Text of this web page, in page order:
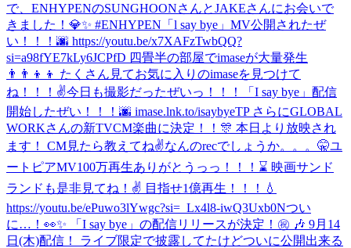
で、ENHYPENのSUNGHOONさんとJAKEさんにお会いで
きました！💎✨ #ENHYPEN 「l say bye」MV公開されたぜ
い！！！🌆 https://youtu.be/x7XAFzTwbQQ?
si=a98fYE7kLy6JCPfD 四畳半の部屋でimaseが大量発生
👨‍👨‍👦‍👦 たくさん見てお気に入りのimaseを見つけて
ね！！！✌️今日も撮影だったぜいっ！！！
「I say bye」配信
開始したぜい！！！🌆 imase.lnk.to/isaybyeTP さらにGLOBAL
WORKさんの新TVCM楽曲に決定！！🎊 本日より放映され
ます！ CM見たら教えてね✌️なんのrecでしょうか。。。🤫ユ
ートピアMV100万再生ありがとうっっ！！！⌛️ 映画サンド
ランドも是非見てね！✌️ 目指せ1億再生！！！💧
https://youtu.be/ePuwo3lYwgc?si=_Lx4l8-iwQ3Uxb0Nつい
に…！👀✨ 「I say bye」の配信リリースが決定！㊗️ 🎶 9月14
日(木)配信！ ライブ限定で披露してたけどついに公開出来る